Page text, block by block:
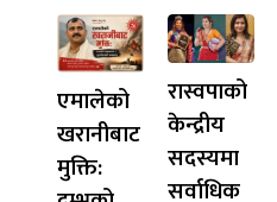
एमालेको
खरानीबाट
मुक्ति:
रास्वपाको
केन्द्रीय
सदस्यमा
सर्वाधिक